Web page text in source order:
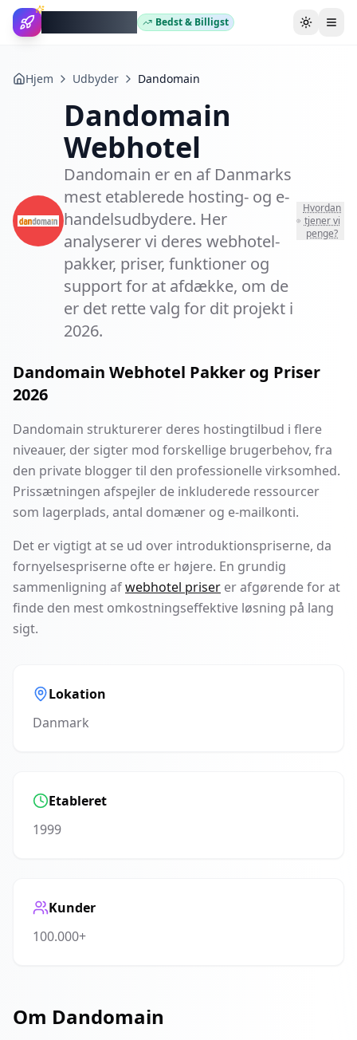
Bedst & Billigst Skift
Hjem Udbyder Dandomain
Dandomain
Webhotel
Dandomain er en af Danmarks
mest etablerede hosting- og e-
handelsudbydere. Her
analyserer vi deres webhotel-
pakker, priser, funktioner og
support for at afdække, om de
er det rette valg for dit projekt i
2026.
Hvordan
tjener vi
penge?
Dandomain Webhotel Pakker og Priser
2026
Dandomain strukturerer deres hostingtilbud i flere
niveauer, der sigter mod forskellige brugerbehov, fra
den private blogger til den professionelle virksomhed.
Prissætningen afspejler de inkluderede ressourcer
som lagerplads, antal domæner og e-mailkonti.
Det er vigtigt at se ud over introduktionspriserne, da
fornyelsespriserne ofte er højere. En grundig
sammenligning afwebhotel priser er afgørende for at
finde den mest omkostningseffektive løsning på lang
sigt.
Lokation
Danmark
Etableret
1999
Kunder
100.000+
Om Dandomain